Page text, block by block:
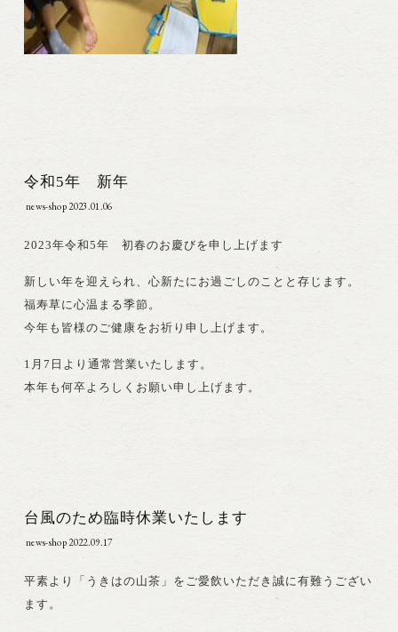
令和5年 新年
news-shop 2023.01.06
2023年令和5年 初春のお慶びを申し上げます
新しい年を迎えられ、心新たにお過ごしのことと存じます。
福寿草に心温まる季節。
今年も皆様のご健康をお祈り申し上げます。
1月7日より通常営業いたします。
本年も何卒よろしくお願い申し上げます。
台風のため臨時休業いたします
news-shop 2022.09.17
平素より「うきはの山茶」をご愛飲いただき誠に有難うござい
ます。